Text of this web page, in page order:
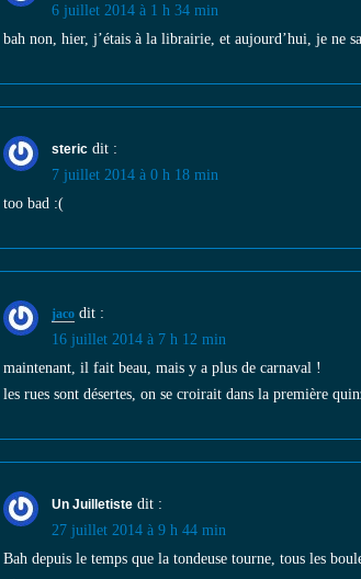
6 juillet 2014 à 1 h 34 min
bah non, hier, j’étais à la librairie, et aujourd’hui, je ne
steric dit :
7 juillet 2014 à 0 h 18 min
too bad :(
jaco dit :
16 juillet 2014 à 7 h 12 min
maintenant, il fait beau, mais y a plus de carnaval !
les rues sont désertes, on se croirait dans la première
Un Juilletiste dit :
27 juillet 2014 à 9 h 44 min
Bah depuis le temps que la tondeuse tourne, tous les